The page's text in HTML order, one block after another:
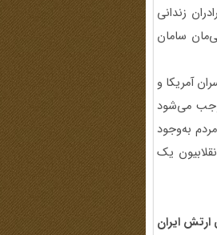
زندانی
سامان
آمریکا و
می‌شود
به‌وجود
یک
ایران